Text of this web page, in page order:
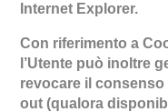
Internet Explorer.
Con riferimento a
l’Utente può inoltre
revocare il
out (qualora